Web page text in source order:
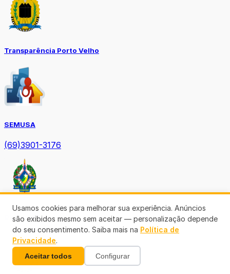
Transparência Porto Velho
SEMUSA
(69)3901-3176
Diário Oficial TCE-RO
Usamos cookies para melhorar sua experiência. Anúncios
são exibidos mesmo sem aceitar — personalização depende
do seu consentimento. Saiba mais na Política de
Privacidade.
Aceitar todos Configurar